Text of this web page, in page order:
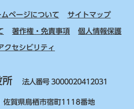
ムページについて サイトマップ
著作権・免責事項 個人情報保護
クセシビリティ
所 法人番号 3000020412031
賀県鳥栖市宿町1118番地